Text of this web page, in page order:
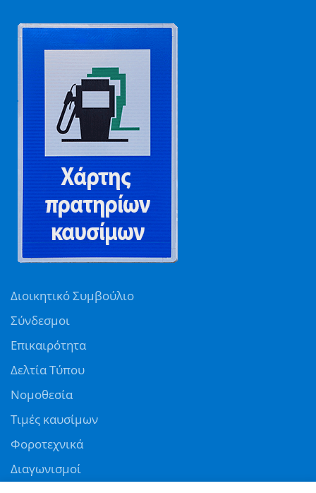
Διοικητικό Συμβούλιο
Σύνδεσμοι
Επικαιρότητα
Δελτία Τύπου
Νομοθεσία
Τιμές καυσίμων
Φοροτεχνικά
Διαγωνισμοί